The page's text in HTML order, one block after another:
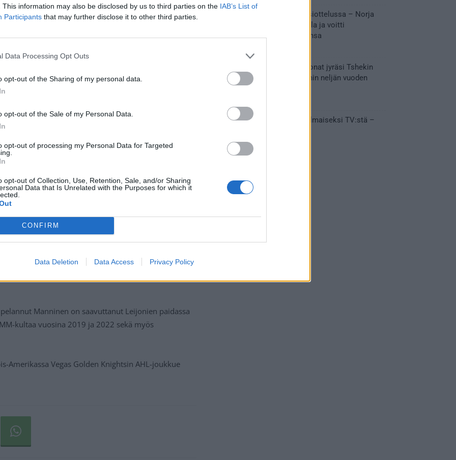
This information may also be disclosed by us to third parties on the IAB’s List of
Participants that may further disclose it to other third parties.
Data Processing Opt Outs
opt-out of the Sharing of my personal data.
opt-out of the Sale of my Personal Data.
opt-out of processing my Personal Data for Targeted
opt-out of Collection, Use, Retention, Sale, and/or Sharing
Data that Is Unrelated with the Purposes for which it
CONFIRM
Data Deletion Data Access Privacy Policy
ratkaissut Sakari Manninen on mukana
kisoissa.
kun MM-kultaa vuonna 2022 Leijonille
ja ennen kaikkea joukkuepelaaja
GMJere Lehtinensanoo
Mainos:
Manninen on saavuttanut Leijonien paidassa
kultaa vuosina 2019 ja 2022 sekä myös
Amerikassa Vegas Golden Knightsin AHL-joukkue
Huikeaa draamaa pronssiottelussa – Norja
kaatoi Kanadan jatkoajalla ja voitti
ensimmäisen MM-mitalinsa
Vakuuttava esitys – Leijonat jyräsi Tshekin
nurin ja eteni mitalipeleihin neljän vuoden
Suomi – Tshekki näkyy ilmaiseksi TV:stä –
28.05.2026 15:09